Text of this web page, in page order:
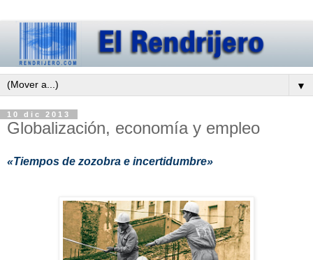
▼
10 dic 2013
Globalización, economía y empleo
«Tiempos de zozobra e incertidumbre»